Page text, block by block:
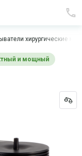
хирургические
и мощный